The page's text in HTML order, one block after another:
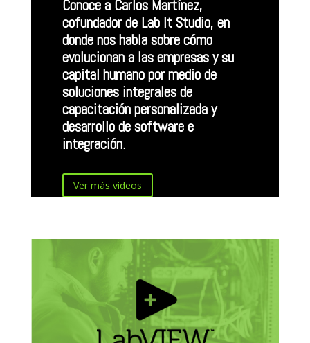
Conoce a Carlos Martínez,
cofundador de Lab It Studio, en
donde nos habla sobre cómo
evolucionan a las empresas y su
capital humano por medio de
soluciones integrales de
capacitación personalizada y
desarrollo de software e
integración.
Ver más videos